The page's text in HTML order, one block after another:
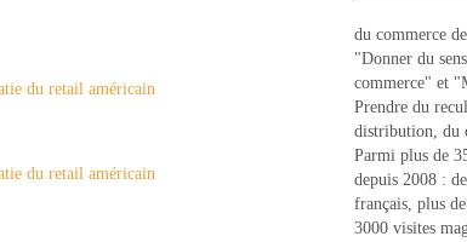
du commerce
"Donner du
commerce" et
Prendre du
distribution, du
Parmi plus de
depuis 2008 :
français, plus
3000 visites